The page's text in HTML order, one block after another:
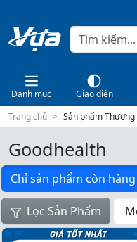
Danh mục Giao diện
Trang chủ
Sản phẩm
Goodhealth
Chỉ sản phẩm còn hàng
Lọc Sản Phẩm